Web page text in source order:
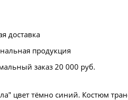
доставка
продукция
заказ 20 000 руб.
цвет тёмно синий. Костюм